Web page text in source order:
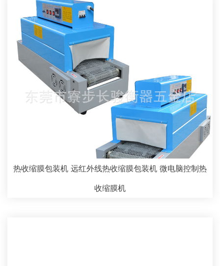
热收缩膜包装机 远红外线热收缩膜包装机 微电脑控制热
收缩膜机